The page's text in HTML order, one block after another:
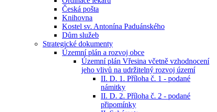
Česká pošta
Knihovna
Kostel sv. Antonína Paduánského
Dům služeb
Strategické dokumenty
Územní plán a rozvoj obce
Územní plán Vřesina včetně vzhodnocení
jeho vlivů na udržitelný rozvoj území
II. D. 1. Příloha č. 1 - podané
námitky
II. D. 2. Příloha č. 2 - podané
připomínky